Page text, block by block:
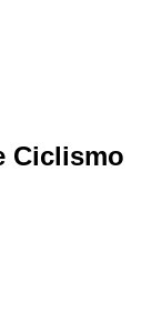
Ciclismo